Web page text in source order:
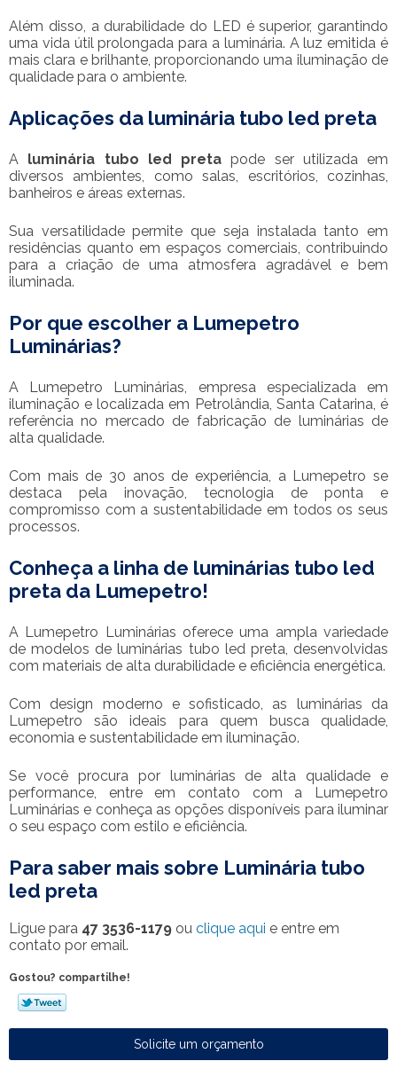
Além disso, a durabilidade do LED é superior, garantindo
uma vida útil prolongada para a luminária. A luz emitida é
mais clara e brilhante, proporcionando uma iluminação de
qualidade para o ambiente.
Aplicações da luminária tubo led preta
A luminária tubo led preta pode ser utilizada em
diversos ambientes, como salas, escritórios, cozinhas,
banheiros e áreas externas.
Sua versatilidade permite que seja instalada tanto em
residências quanto em espaços comerciais, contribuindo
para a criação de uma atmosfera agradável e bem
iluminada.
Por que escolher a Lumepetro
Luminárias?
A Lumepetro Luminárias, empresa especializada em
iluminação e localizada em Petrolândia, Santa Catarina, é
referência no mercado de fabricação de luminárias de
alta qualidade.
Com mais de 30 anos de experiência, a Lumepetro se
destaca pela inovação, tecnologia de ponta e
compromisso com a sustentabilidade em todos os seus
processos.
Conheça a linha de luminárias tubo led
preta da Lumepetro!
A Lumepetro Luminárias oferece uma ampla variedade
de modelos de luminárias tubo led preta, desenvolvidas
com materiais de alta durabilidade e eficiência energética.
Com design moderno e sofisticado, as luminárias da
Lumepetro são ideais para quem busca qualidade,
economia e sustentabilidade em iluminação.
Se você procura por luminárias de alta qualidade e
performance, entre em contato com a Lumepetro
Luminárias e conheça as opções disponíveis para iluminar
o seu espaço com estilo e eficiência.
Para saber mais sobre Luminária tubo
led preta
Ligue para 47 3536-1179 ou clique aqui e entre em
contato por email.
Gostou? compartilhe!
Solicite um orçamento